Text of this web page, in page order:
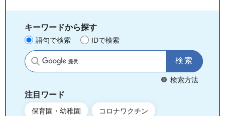
キーワードから探す
語句で検索 IDで検索
サイト内検索
検索方法
注目ワード
保育園・幼稚園 コロナワクチン